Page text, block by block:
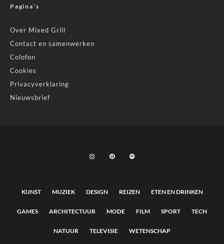
Pagina’s
Over Mixed Grill
Contact en samenwerken
Colofon
Cookies
Privacyverklaring
Nieuwsbrief
KUNST MUZIEK DESIGN REIZEN ETEN EN DRINKEN
GAMES ARCHITECTUUR MODE FILM SPORT TECH
NATUUR TELEVISIE WETENSCHAP